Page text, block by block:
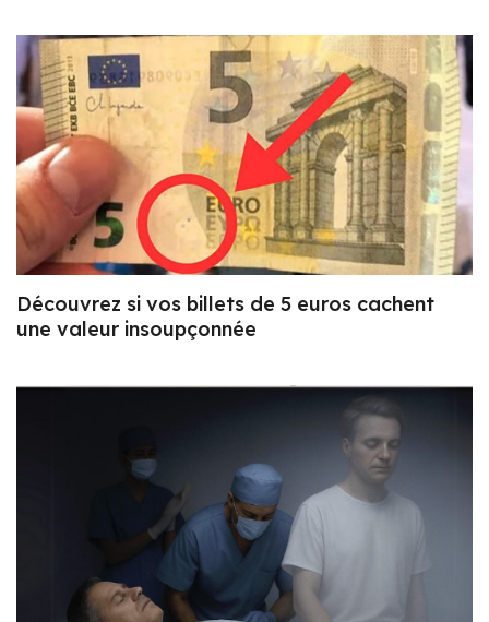
Découvrez si vos billets de 5 euros cachent
une valeur insoupçonnée